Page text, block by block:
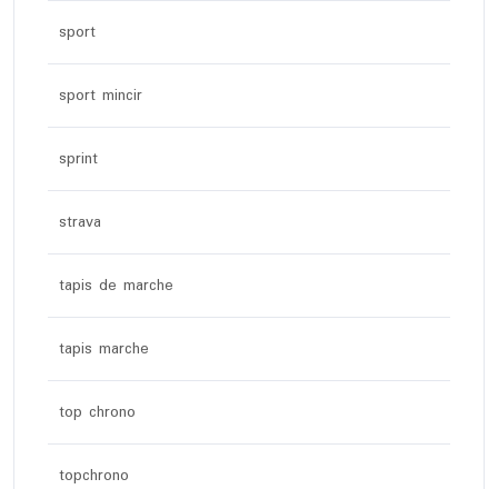
sport
sport mincir
sprint
strava
tapis de marche
tapis marche
top chrono
topchrono